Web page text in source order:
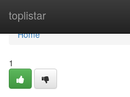
toplistar
Home
Home
1